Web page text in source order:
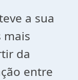
a sua
mais
da
entre